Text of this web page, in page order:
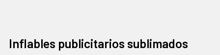
Inflables publicitarios sublimados